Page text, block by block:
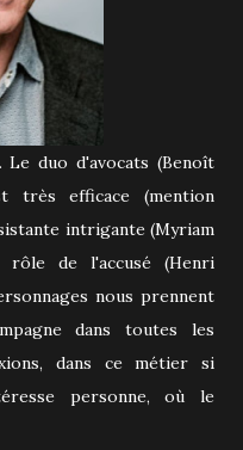
duo d'avocats (Benoît
très efficace (mention
intrigante (Myriam
rôle de l'accusé (Henri
nous prennent
dans toutes les
dans ce métier si
personne, où le